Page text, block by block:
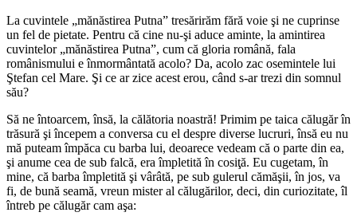
La cuvintele „mănăstirea Putna” tresărirăm fără voie şi ne cuprinse
un fel de pietate. Pentru că cine nu-şi aduce aminte, la amintirea
cuvintelor „mănăstirea Putna”, cum că gloria română, fala
românismului e înmormântată acolo? Da, acolo zac osemintele lui
Ştefan cel Mare. Şi ce ar zice acest erou, când s-ar trezi din somnul
său?
Să ne întoarcem, însă, la călătoria noastră! Primim pe taica călugăr în
trăsură şi începem a conversa cu el despre diverse lucruri, însă eu nu
mă puteam împăca cu barba lui, deoarece vedeam că o parte din ea,
şi anume cea de sub falcă, era împletită în cosiţă. Eu cugetam, în
mine, că barba împletită şi vârâtă, pe sub gulerul cămăşii, în jos, va
fi, de bună seamă, vreun mister al călugărilor, deci, din curiozitate, îl
întreb pe călugăr cam aşa: